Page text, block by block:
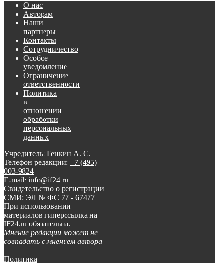
О нас
Авторам
Наши
партнеры
Контакты
Сотрудничество
Особое
уведомление
Ограничение
ответственности
Политика
в
отношении
обработки
персональных
данных
Учредитель: Генкин А. С.
Телефон редакции: +7 (495)
003-9824
E-mail: info@if24.ru
Свидетельство о регистрации
СМИ: ЭЛ № ФС 77 - 67477
При использовании
материалов гиперссылка на
IF24.ru обязательна.
Мнение редакции может не
совпадать с мнением автора
Политика